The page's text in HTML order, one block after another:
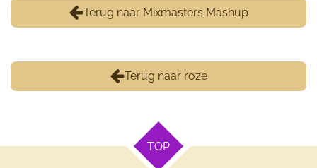
Terug naar Mixmasters Mashup
Terug naar roze
TOP